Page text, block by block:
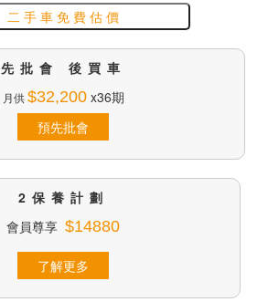
二 手 車 免 費 估 價
先批會 後買車
月供$32,200x36期
預先批會
2保養計劃
會員尊享 $14880
了解更多